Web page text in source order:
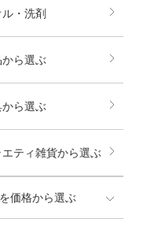
・洗剤
ら選ぶ
ら選ぶ
ティ雑貨から選ぶ
価格から選ぶ